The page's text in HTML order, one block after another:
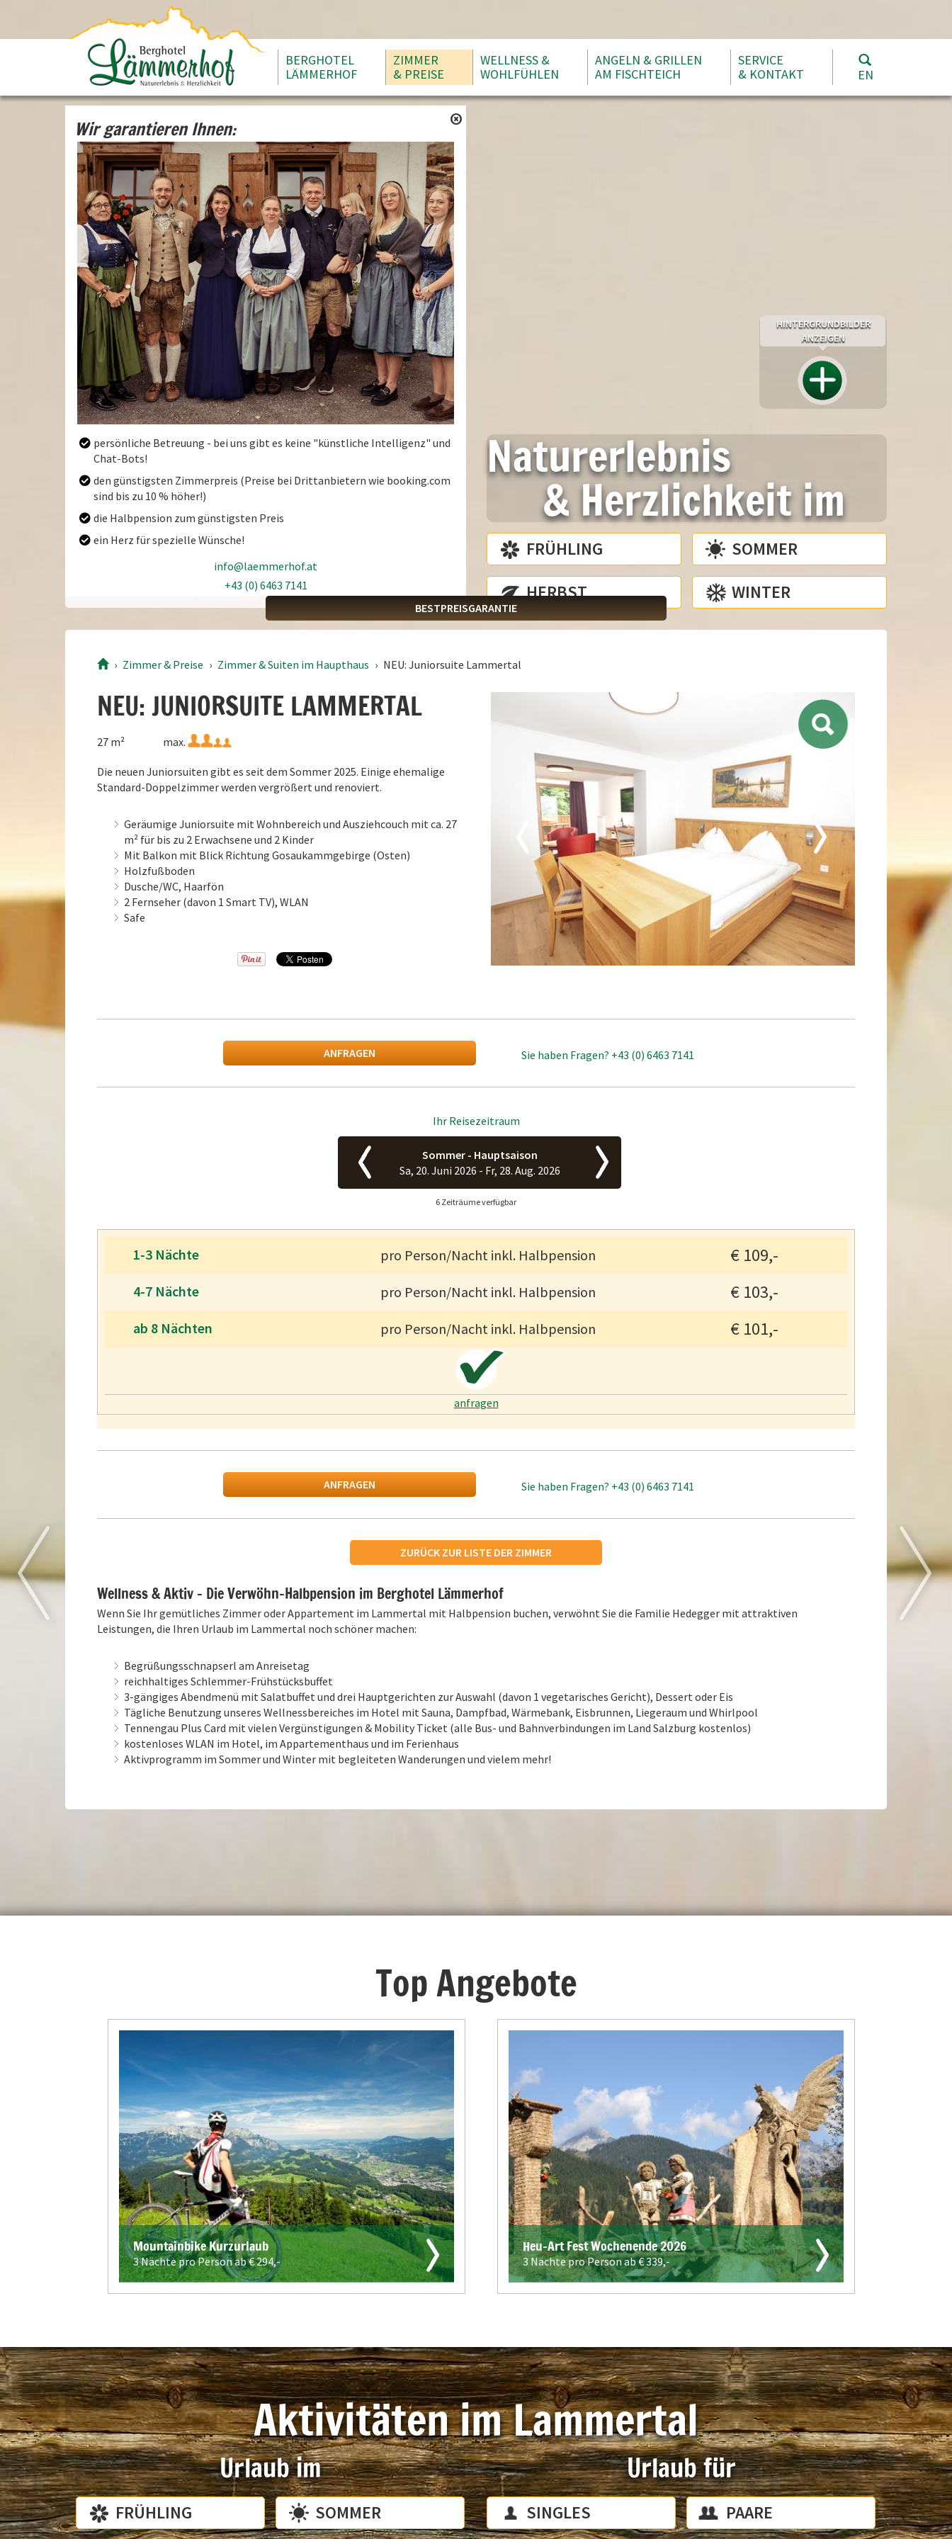
HINTERGRUNDBILDER
ANZEIGEN
BERGHOTEL
LÄMMERHOF
ZIMMER
& PREISE
WELLNESS &
WOHLFÜHLEN
ANGELN & GRILLEN
AM FISCHTEICH
SERVICE
& KONTAKT
EN
ANREISE
August
17 18 19 20 21 22 23
24 25 26 27 28 29 30
31 1 2 3 4 5 6
27 28 29 30 31 1 2
3 4 5 6 7 8 9
17 18 19 20 21 22 23
24 25 26 27 28 29
31 1 2 3 4 5
BESTPREISGARANTIE
Wir garantieren Ihnen:
persönliche Betreuung - bei uns gibt es keine "künstliche Intelligenz" und
Chat-Bots!
den günstigsten Zimmerpreis (Preise bei Drittanbietern wie booking.com
sind bis zu 10 % höher!)
die Halbpension zum günstigsten Preis
ein Herz für spezielle Wünsche!
info@laemmerhof.at
+43 (0) 6463 7141
Naturerlebnis
& Herzlichkeit im
FRÜHLING
SOMMER
HERBST
WINTER
Zimmer& Preise Zimmer & Suiten im Haupthaus NEU: Juniorsuite Lammertal
NEU: JUNIORSUITE LAMMERTAL
27 m² max.
Die neuen Juniorsuiten gibt es seit dem Sommer 2025. Einige ehemalige
Standard-Doppelzimmer werden vergrößert und renoviert.
Geräumige Juniorsuite mit Wohnbereich und Ausziehcouch mit ca. 27
m² für bis zu 2 Erwachsene und 2 Kinder
Mit Balkon mit Blick Richtung Gosaukammgebirge (Osten)
Holzfußboden
Dusche/WC, Haarfön
2 Fernseher (davon 1 Smart TV), WLAN
Safe
ANFRAGEN Sie haben Fragen? +43 (0) 6463 7141
Ihr Reisezeitraum
Sommer - Hauptsaison
Sa, 20. Juni 2026 - Fr, 28. Aug. 2026
6 Zeiträume verfügbar
1-3 Nächte pro Person/Nacht inkl. Halbpension € 109,-
4-7 Nächte pro Person/Nacht inkl. Halbpension € 103,-
ab 8 Nächten pro Person/Nacht inkl. Halbpension € 101,-
anfragen
ANFRAGEN Sie haben Fragen? +43 (0) 6463 7141
ZURÜCK ZUR LISTE DER ZIMMER
Wellness & Aktiv – Die Verwöhn-Halbpension im Berghotel Lämmerhof
Wenn Sie Ihr gemütliches Zimmer oder Appartement im Lammertal mit Halbpension buchen, verwöhnt Sie die Familie Hedegger mit attraktiven
Leistungen, die Ihren Urlaub im Lammertal noch schöner machen:
Begrüßungsschnapserl am Anreisetag
reichhaltiges Schlemmer-Frühstücksbuffet
3-gängiges Abendmenü mit Salatbuffet und drei Hauptgerichten zur Auswahl (davon 1 vegetarisches Gericht), Dessert oder Eis
Tägliche Benutzung unseres Wellnessbereiches im Hotel mit Sauna, Dampfbad, Wärmebank, Eisbrunnen, Liegeraum und Whirlpool
Tennengau Plus Card mit vielen Vergünstigungen & Mobility Ticket (alle Bus- und Bahnverbindungen im Land Salzburg kostenlos)
kostenloses WLAN im Hotel, im Appartementhaus und im Ferienhaus
Aktivprogramm im Sommer und Winter mit begleiteten Wanderungen und vielem mehr!
Top Angebote
Mountainbike Kurzurlaub
3 Nächte pro Person ab €294,-
Heu-Art Fest Wochenende 2026
3 Nächte pro Person ab €339,-
Aktivitäten im Lammertal
Urlaub im
FRÜHLING SOMMER
Urlaub für
SINGLES PAARE